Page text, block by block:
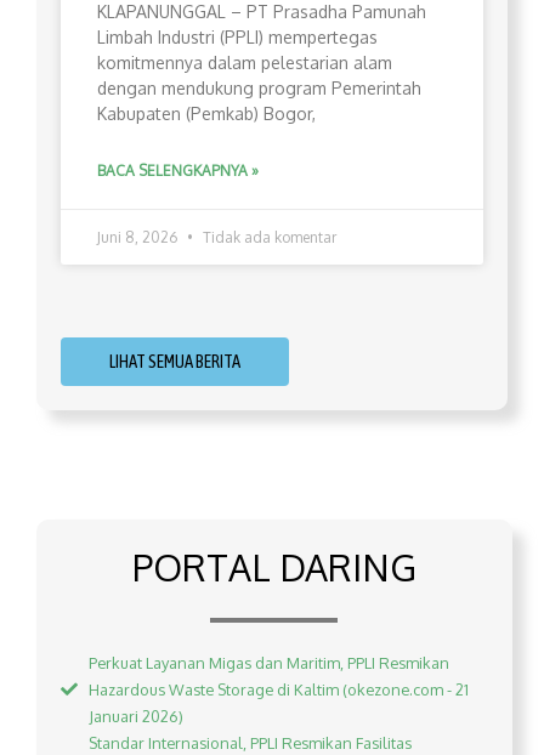
​KLAPANUNGGAL – PT Prasadha Pamunah
Limbah Industri (PPLI) mempertegas
komitmennya dalam pelestarian alam
dengan mendukung program Pemerintah
Kabupaten (Pemkab) Bogor,
BACA SELENGKAPNYA »
Juni 8, 2026 Tidak ada komentar
LIHAT SEMUA BERITA
PORTAL DARING
Perkuat Layanan Migas dan Maritim, PPLI Resmikan
Hazardous Waste Storage di Kaltim (okezone.com - 21
Januari 2026)
Standar Internasional, PPLI Resmikan Fasilitas